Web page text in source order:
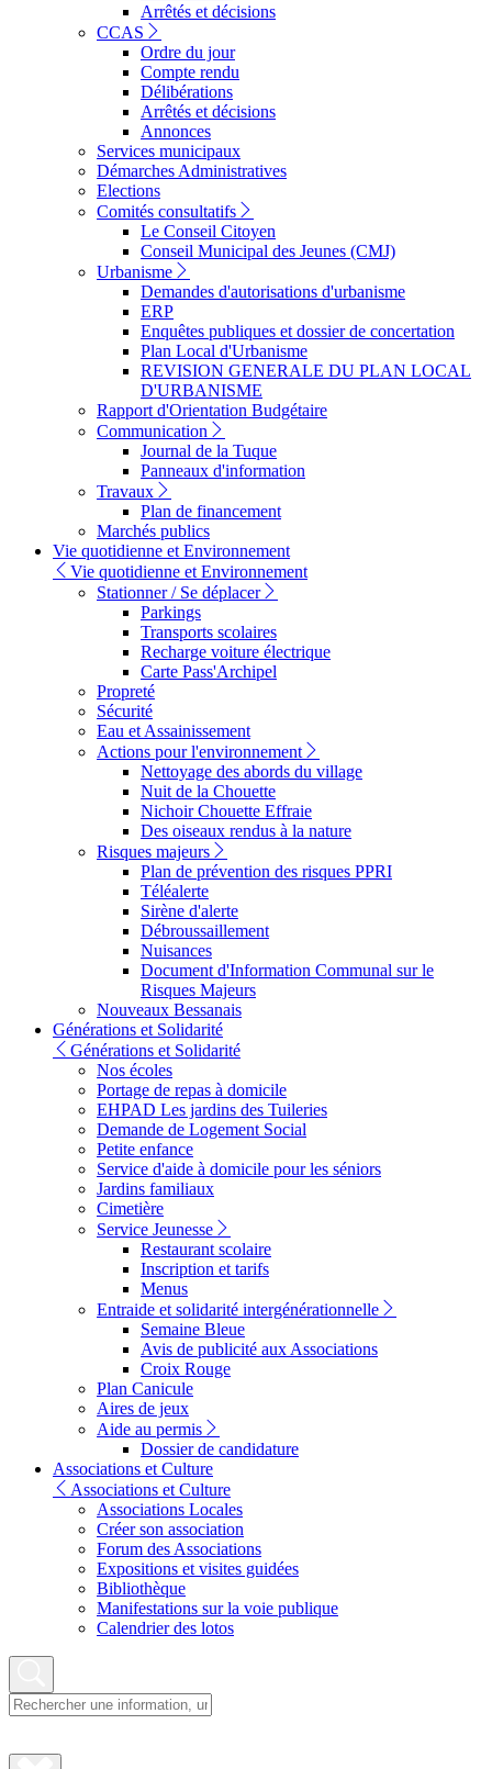
Arrêtés et décisions
CCAS
Ordre du jour
Compte rendu
Délibérations
Arrêtés et décisions
Annonces
Services municipaux
Démarches Administratives
Elections
Comités consultatifs
Le Conseil Citoyen
Conseil Municipal des Jeunes (CMJ)
Urbanisme
Demandes d'autorisations d'urbanisme
ERP
Enquêtes publiques et dossier de concertation
Plan Local d'Urbanisme
REVISION GENERALE DU PLAN LOCAL
D'URBANISME
Rapport d'Orientation Budgétaire
Communication
Journal de la Tuque
Panneaux d'information
Travaux
Plan de financement
Marchés publics
Vie quotidienne et Environnement
Vie quotidienne et Environnement
Stationner / Se déplacer
Parkings
Transports scolaires
Recharge voiture électrique
Carte Pass'Archipel
Propreté
Sécurité
Eau et Assainissement
Actions pour l'environnement
Nettoyage des abords du village
Nuit de la Chouette
Nichoir Chouette Effraie
Des oiseaux rendus à la nature
Risques majeurs
Plan de prévention des risques PPRI
Téléalerte
Sirène d'alerte
Débroussaillement
Nuisances
Document d'Information Communal sur le
Risques Majeurs
Nouveaux Bessanais
Générations et Solidarité
Générations et Solidarité
Nos écoles
Portage de repas à domicile
EHPAD Les jardins des Tuileries
Demande de Logement Social
Petite enfance
Service d'aide à domicile pour les séniors
Jardins familiaux
Cimetière
Service Jeunesse
Restaurant scolaire
Inscription et tarifs
Menus
Entraide et solidarité intergénérationnelle
Semaine Bleue
Avis de publicité aux Associations
Croix Rouge
Plan Canicule
Aires de jeux
Aide au permis
Dossier de candidature
Associations et Culture
Associations et Culture
Associations Locales
Créer son association
Forum des Associations
Expositions et visites guidées
Bibliothèque
Manifestations sur la voie publique
Calendrier des lotos